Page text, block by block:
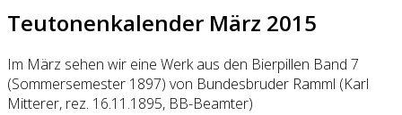
Teutonenkalender März 2015
Im März sehen wir eine Werk aus den Bierpillen Band 7
(Sommersemester 1897) von Bundesbruder Ramml (Karl
Mitterer, rez. 16.11.1895, BB-Beamter)